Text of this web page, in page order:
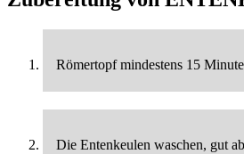
Römertopf mindestens 15
Die Entenkeulen waschen, gut